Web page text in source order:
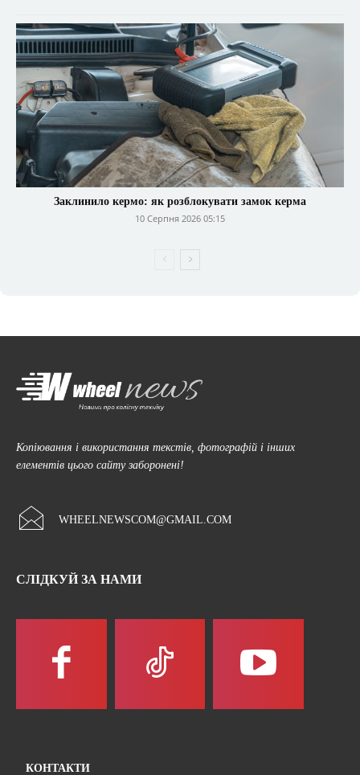
Заклинило кермо: як розблокувати замок керма
10 Серпня 2026 05:15
Копіювання і використання текстів, фотографій і інших
елементів цього сайту заборонені!
WHEELNEWSCOM@GMAIL.COM
СЛІДКУЙ ЗА НАМИ
КОНТАКТИ